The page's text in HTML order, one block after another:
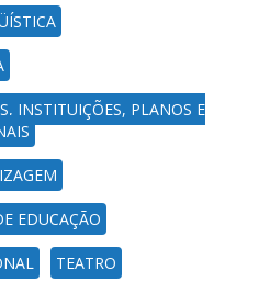
INSTITUIÇÕES, PLANOS E
EDUCAÇÃO
TEATRO